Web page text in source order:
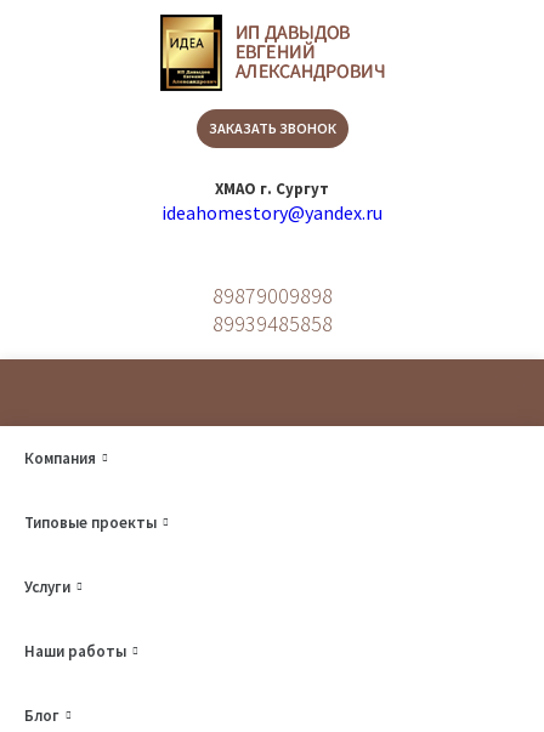
ЗАКАЗАТЬ ЗВОНОК
ХМАО г. Сургут
ideahomestory@yandex.ru
89879009898
89939485858
Компания
Типовые проекты
Услуги
Наши работы
Блог
Агентствам
Приглашаем к сотрудничеству агентства недвижимости,
представителей строительного рынка.
ключ.